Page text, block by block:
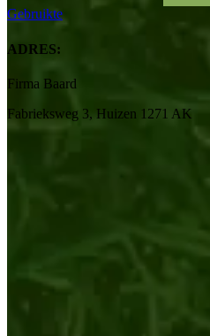
Gebruikte
ADRES:
Firma Baard
Fabrieksweg 3, Huizen 1271 AK